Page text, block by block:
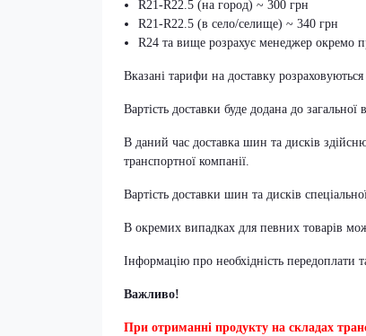
R21-R22.5 (на город) ~ 300 грн
R21-R22.5 (в село/селище) ~ 340 грн
R24 та вище розрахує менеджер окремо
Вказані тарифи на доставку
Вартість доставки буде додана до
В даний час доставка шин та дисків
транспортної компанії.
Вартість доставки шин та дисків
В окремих випадках для певних товарів
Інформацію про необхідність передоплати
Важливо!
При отриманні продукту на складах